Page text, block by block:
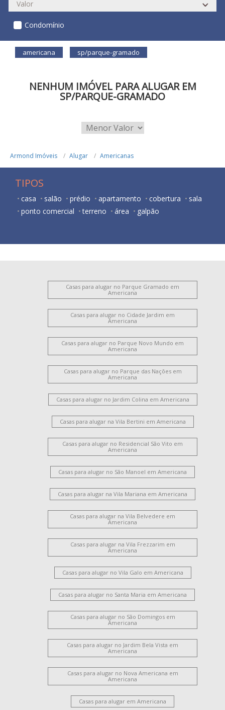
Condomínio
americana sp/parque-gramado
NENHUM IMÓVEL PARA ALUGAR EM
SP/PARQUE-GRAMADO
Armond Imóveis Alugar Americanas
TIPOS
casa salão prédio apartamento cobertura
sala
ponto comercial
terreno área galpão
Casas para alugar no Parque Gramado em
Americana
Casas para alugar no Cidade Jardim em
Americana
Casas para alugar no Parque Novo Mundo em
Americana
Casas para alugar no Parque das Nações em
Americana
Casas para alugar no Jardim Colina em Americana
Casas para alugar na Vila Bertini em Americana
Casas para alugar no Residencial São Vito em
Americana
Casas para alugar no São Manoel em Americana
Casas para alugar na Vila Mariana em Americana
Casas para alugar na Vila Belvedere em
Americana
Casas para alugar na Vila Frezzarim em
Americana
Casas para alugar no Vila Galo em Americana
Casas para alugar no Santa Maria em Americana
Casas para alugar no São Domingos em
Americana
Casas para alugar no Jardim Bela Vista em
Americana
Casas para alugar no Nova Americana em
Americana
Casas para alugar em Americana